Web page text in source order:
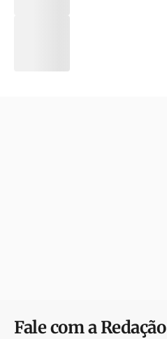
Fale com a Redação